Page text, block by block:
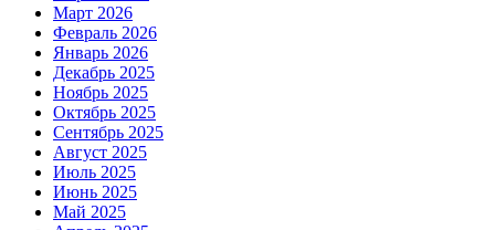
Март 2026
Февраль 2026
Январь 2026
Декабрь 2025
Ноябрь 2025
Октябрь 2025
Сентябрь 2025
Август 2025
Июль 2025
Июнь 2025
Май 2025